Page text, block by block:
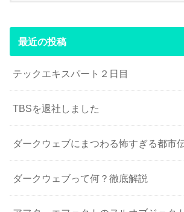
最近の投稿
テックエキスパート２日目
TBSを退社しました
ダークウェブにまつわる怖すぎる都市
ダークウェブって何？徹底解説